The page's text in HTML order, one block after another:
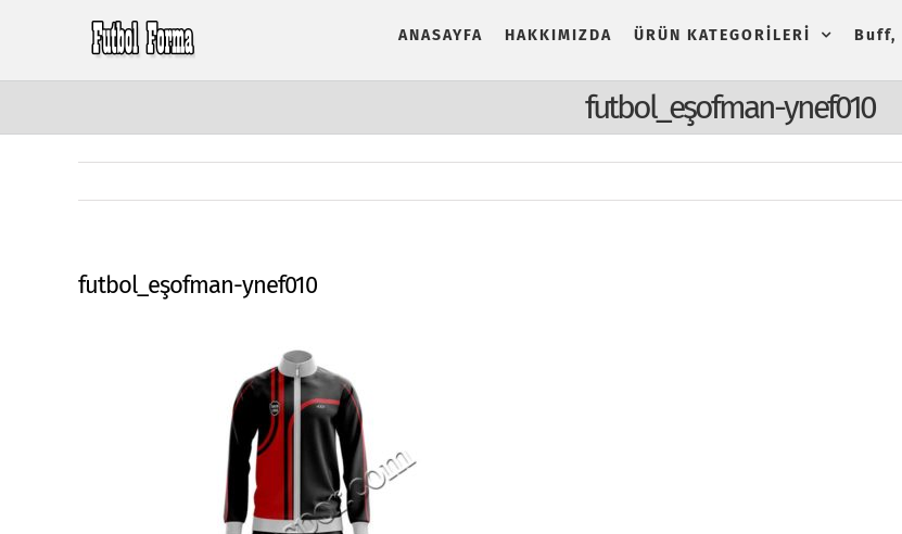
content
ANASAYFA HAKKIMIZDA ÜRÜN KATEGORİLERİ Buff,
futbol_eşofman-ynef010
futbol_eşofman-ynef010